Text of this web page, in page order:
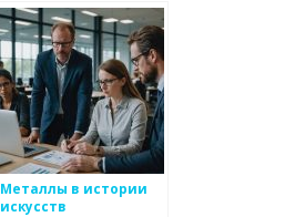
Металлы в истории
искусств